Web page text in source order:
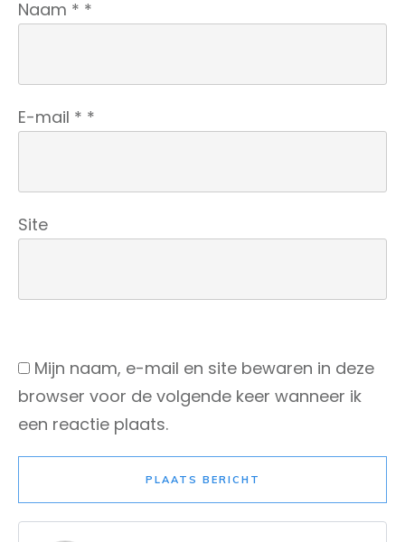
Naam * *
E-mail * *
Site
Mijn naam, e-mail en site bewaren in deze
browser voor de volgende keer wanneer ik
een reactie plaats.
PLAATS BERICHT